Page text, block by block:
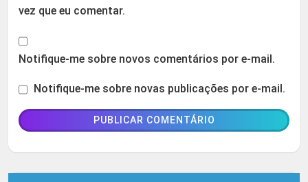
vez que eu comentar.
Notifique-me sobre novos comentários por e-mail.
Notifique-me sobre novas publicações por e-mail.